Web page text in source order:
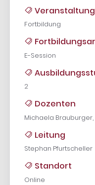
Fortbildung
E-Session
2
Dozenten
Michaela Brauburger,
Leitung
Stephan Pfurtscheller
Standort
Online